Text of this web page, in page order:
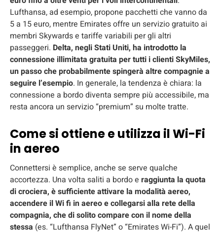
Lufthansa, ad esempio, propone pacchetti che vanno da
5 a 15 euro, mentre Emirates offre un servizio gratuito ai
membri Skywards e tariffe variabili per gli altri
passeggeri. Delta, negli Stati Uniti, ha introdotto la
connessione illimitata gratuita per tutti i clienti SkyMiles,
un passo che probabilmente spingerà altre compagnie a
seguire l’esempio. In generale, la tendenza è chiara: la
connessione a bordo diventa sempre più accessibile, ma
resta ancora un servizio “premium” su molte tratte.
Come si ottiene e utilizza il Wi-Fi
in aereo
Connettersi è semplice, anche se serve qualche
accortezza. Una volta saliti a bordo e raggiunta la quota
di crociera, è sufficiente attivare la modalità aereo,
accendere il Wi fi in aereo e collegarsi alla rete della
compagnia, che di solito compare con il nome della
stessa (es. “Lufthansa FlyNet” o “Emirates Wi-Fi”). A quel